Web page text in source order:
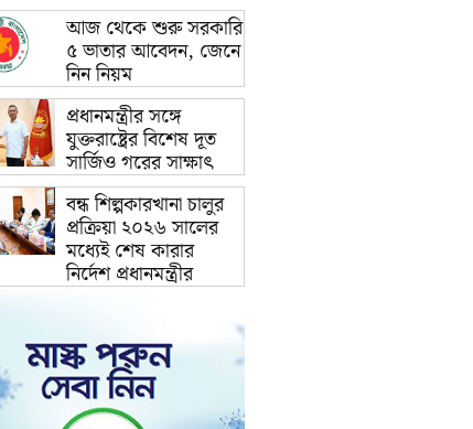
আজ থেকে শুরু সরকারি
৫ ভাতার আবেদন, জেনে
নিন নিয়ম
প্রধানমন্ত্রীর সঙ্গে
যুক্তরাষ্ট্রের বিশেষ দূত
সার্জিও গরের সাক্ষাৎ
বন্ধ শিল্পকারখানা চালুর
প্রক্রিয়া ২০২৬ সালের
মধ্যেই শেষ কারার
নির্দেশ প্রধানমন্ত্রীর